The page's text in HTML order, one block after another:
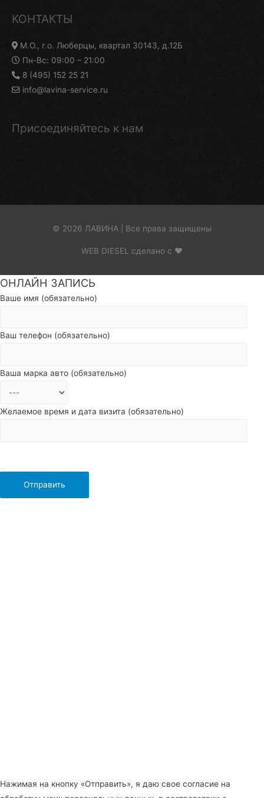
КОНТАКТЫ
М.О., г.о. Люберцы, квартал 30143, д.12Б
Пн-Вс: 09:00 – 21:00
8 (495) 152 25 21
info@lavina-service.ru
Присоединяйтесь к нам
© 2026 ЛАВИНА | Все права защищены
WEB DIESEL сделано с ❤
Пролистать
наверх
ОНЛАЙН ЗАПИСЬ
Ваше имя (обязательно)
Ваш телефон (обязательно)
Ваша марка авто (обязательно)
Желаемое время и дата визита (обязательно)
Нажимая на кнопку «Отправить», я даю свое согласие на